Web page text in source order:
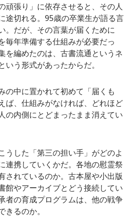
頑張り」に依存させると、その人
途切れる。95歳の卒業生が語る言
。だが、その言葉が届くために
毎年準備する仕組みが必要だっ
を編めたのは、古書流通というネ
いう形式があったからだ。
の中に置かれて初めて「届くも
ば、仕組みがなければ、どれほど
の内側にとどまったまま消えてい
うした「第三の担い手」がどのよ
連携していくかだ。各地の慰霊祭
されているのか。古本屋や小出版
館やアーカイブとどう接続してい
者の育成プログラムは、他の戦争
るのか。